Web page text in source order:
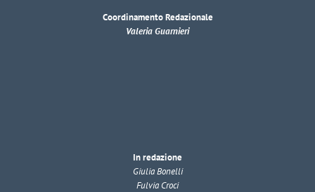
Coordinamento Redazionale
Valeria Guarnieri
In redazione
Giulia Bonelli
Fulvia Croci